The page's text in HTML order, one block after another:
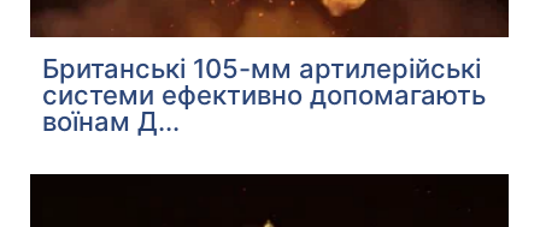
Британські 105-мм артилерійські
системи ефективно допомагають
воїнам Д...